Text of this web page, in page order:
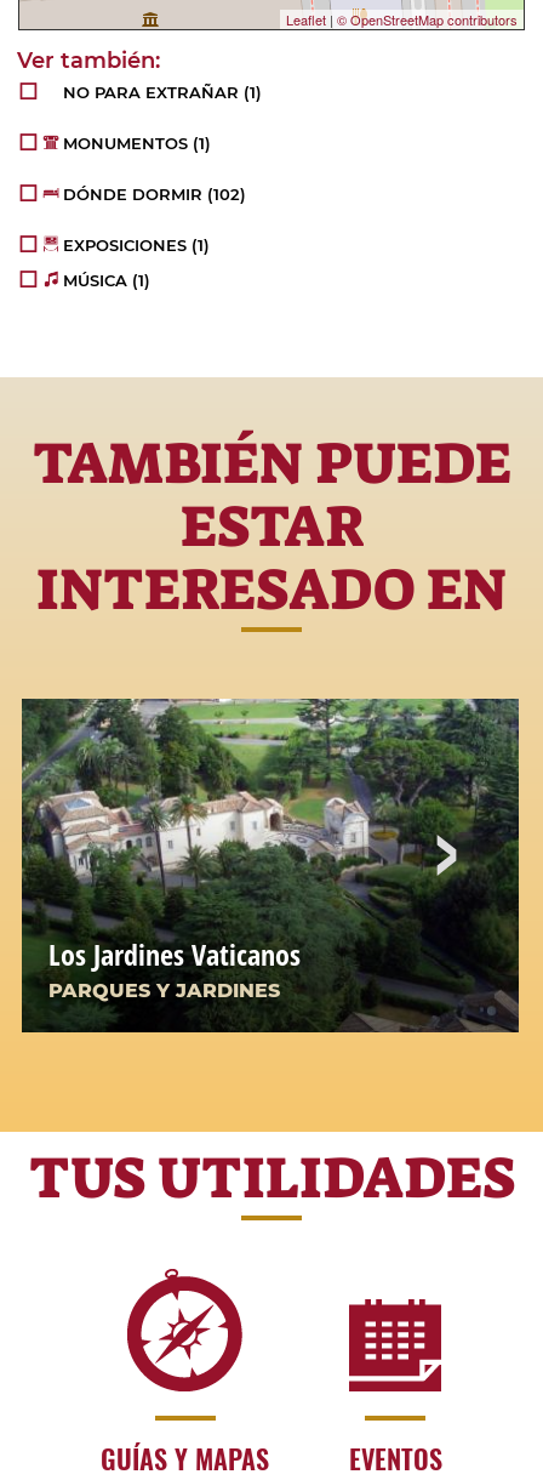
Leaflet | © OpenStreetMap contributors
NO PARA EXTRAÑAR (1)
MONUMENTOS (1)
DÓNDE DORMIR (102)
EXPOSICIONES (1)
MÚSICA (1)
TAMBIÉN PUEDE
ESTAR
INTERESADO EN
Los Jardines Vaticanos
PARQUES Y JARDINES
TUS UTILIDADES
GUÍAS Y MAPAS EVENTOS